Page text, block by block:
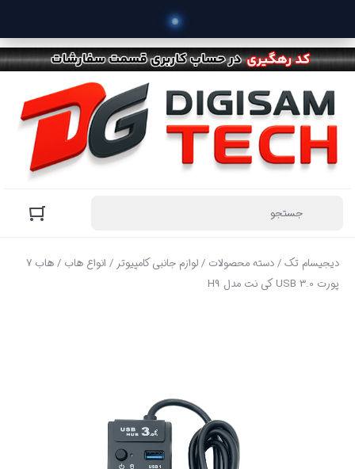
دیجیسام تک/دسته محصولات /لوازم جانبی کامپیوتر/ انواع هاب
/ هاب 7
پورت USB 3.0 کی نت مدل H9
خ